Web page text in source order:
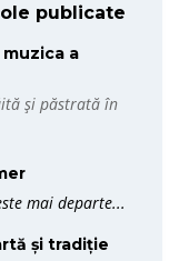
publicate
muzica a
și păstrată în
mai departe...
și tradiție